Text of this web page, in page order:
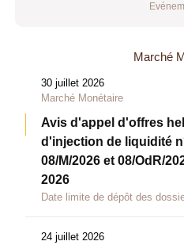
Marché
30 juillet 2026
Marché Monétaire
Avis d'appel d'offres
d'injection de liquidité
08/M/2026 et 08/OdR/
2026
Date limite de dépôt des
24 juillet 2026